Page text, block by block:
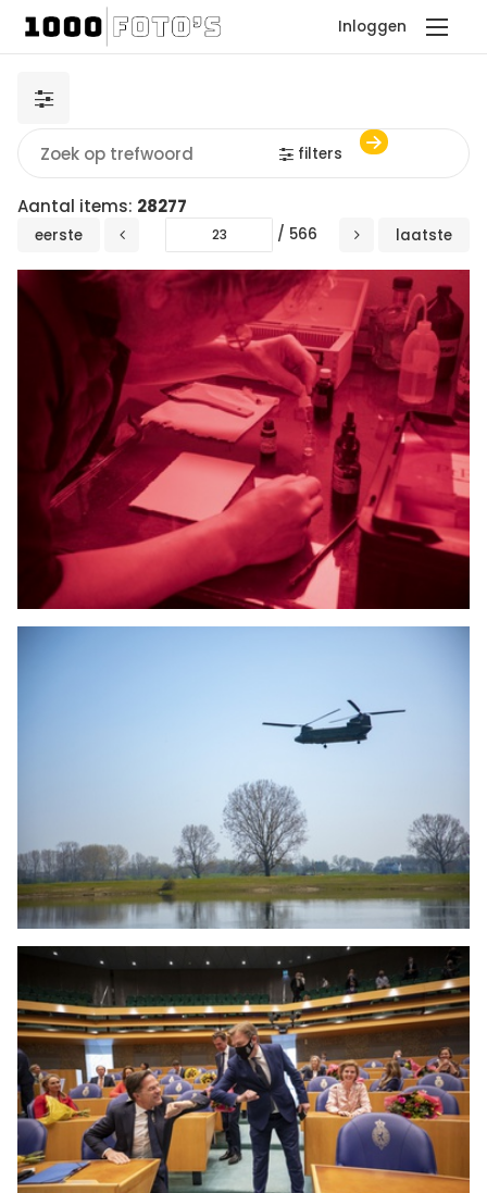
Inloggen
filters
Aantal items: 28277
eerste / 566 laatste